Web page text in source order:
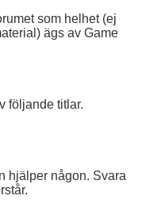
som helhet (ej
ägs av Game
följande titlar.
hjälper någon. Svara